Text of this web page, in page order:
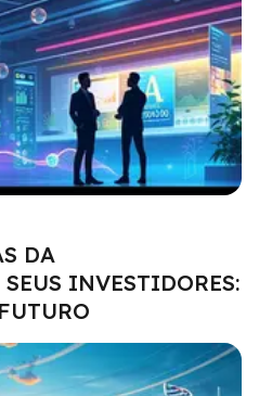
DA
INVESTIDORES: